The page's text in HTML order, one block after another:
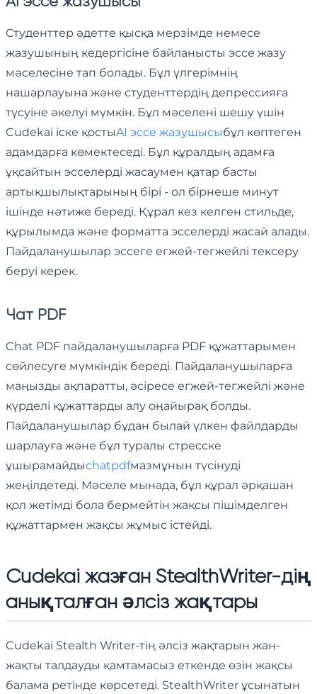
Студенттер әдетте қысқа мерзімде немесе
жазушының кедергісіне байланысты эссе жазу
мәселесіне тап болады. Бұл үлгерімнің
нашарлауына және студенттердің депрессияға
түсуіне әкелуі мүмкін. Бұл мәселені шешу үшін
Cudekai іске қостыAI эссе жазушысыбұл көптеген
адамдарға көмектеседі. Бұл құралдың адамға
ұқсайтын эсселерді жасаумен қатар басты
артықшылықтарының бірі - ол бірнеше минут
ішінде нәтиже береді. Құрал кез келген стильде,
құрылымда және форматта эсселерді жасай алады.
Пайдаланушылар эссеге егжей-тегжейлі тексеру
беруі керек.
Чат PDF
Chat PDF пайдаланушыларға PDF құжаттарымен
сөйлесуге мүмкіндік береді. Пайдаланушыларға
маңызды ақпаратты, әсіресе егжей-тегжейлі және
күрделі құжаттарды алу оңайырақ болды.
Пайдаланушылар бұдан былай үлкен файлдарды
шарлауға және бұл туралы стресске
ұшырамайдыchatpdfмазмұнын түсінуді
жеңілдетеді. Мәселе мынада, бұл құрал әрқашан
қол жетімді бола бермейтін жақсы пішімделген
құжаттармен жақсы жұмыс істейді.
Cudekai жазған StealthWriter-дің
анықталған әлсіз жақтары
Cudekai Stealth Writer-тің әлсіз жақтарын жан-
жақты талдауды қамтамасыз еткенде өзін жақсы
балама ретінде көрсетеді. StealthWriter ұсынатын